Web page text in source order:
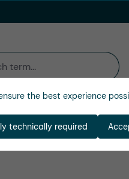
the best experience
technically required